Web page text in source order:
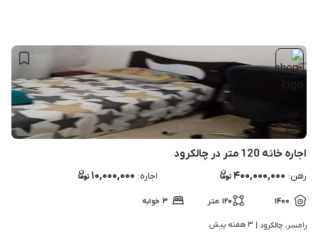
۴
اجاره خانه 120 متر در چالکرود
رهن: ۴۰۰,۰۰۰,۰۰۰ اجاره: ۱۰,۰۰۰,۰۰۰
۱۴۰۰ ۱۲۰ متر ۳ خوابه
رامسر، چالکرود | ۳ هفته پیش